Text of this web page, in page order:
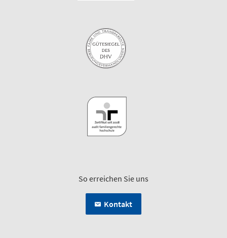
So erreichen Sie uns
Kontakt